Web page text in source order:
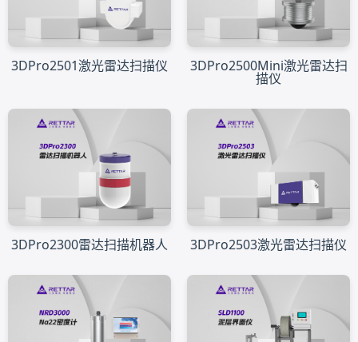
3DPro2501激光雷达扫描仪 3DPro2500Mini激光雷达扫
描仪
3DPro2300雷达扫描机器人 3DPro2503激光雷达扫描仪